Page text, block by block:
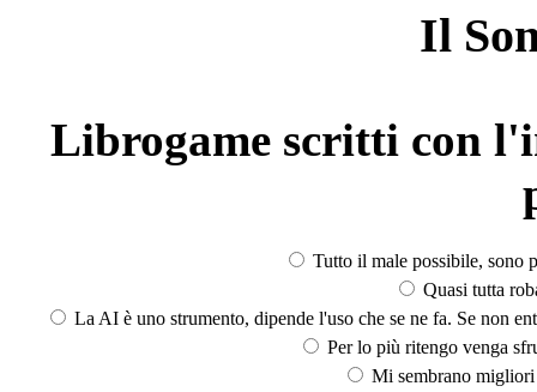
Il
Librogame scritti con
Tutto il male possibile, sono
Quasi tutta
La AI è uno strumento, dipende l'uso che se ne fa. Se non
Per lo più ritengo venga
Mi sembrano